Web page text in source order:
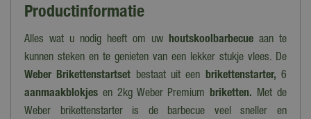
Productinformatie
Alles wat u nodig heeft om uw houtskoolbarbecue aan te
kunnen steken en te genieten van een lekker stukje vlees. De
Weber Brikettenstartset bestaat uit een brikettenstarter, 6
aanmaakblokjes en 2kg Weber Premium briketten. Met de
Weber brikettenstarter is de barbecue veel sneller en